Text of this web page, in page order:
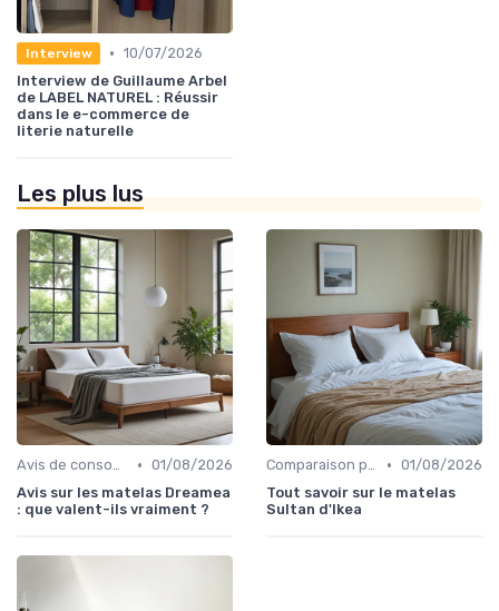
Interview • 10/07/2026
Interview de Guillaume Arbel
de LABEL NATUREL : Réussir
dans le e-commerce de
literie naturelle
Les plus lus
Avis de consommateurs • 01/08/2026
Avis sur les matelas Dreamea
: que valent-ils vraiment ?
Comparaison par marque • 01/08/2026
Tout savoir sur le matelas
Sultan d'Ikea